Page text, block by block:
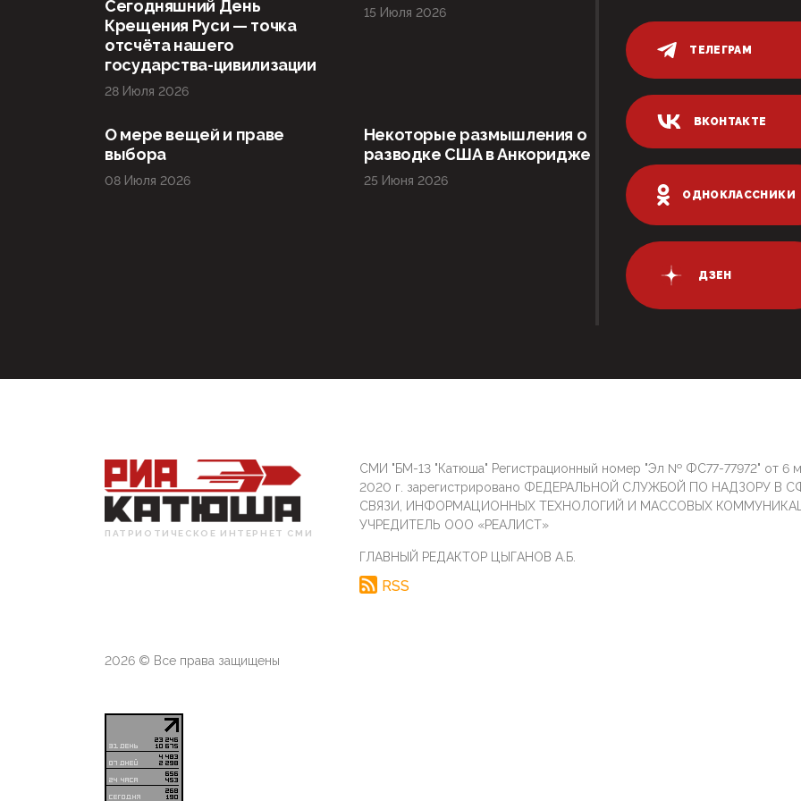
Сегодняшний День
Крещения Руси — точка
отсчёта нашего
государства-цивилизации
28 Июля 2026
15 Июля 2026
О мере вещей и праве
выбора
08 Июля 2026
Некоторые размышления о
разводке США в Анкоридже
25 Июня 2026
ТЕЛЕГРАМ
ВКОНТАКТЕ
ОДНОКЛАССНИКИ
ДЗЕН
ПАТРИОТИЧЕСКОЕ ИНТЕРНЕТ СМИ
СМИ "БМ-13 "Катюша" Регистрационный номер "Эл № ФС77-77972" от 6
2020 г. зарегистрировано ФЕДЕРАЛЬНОЙ СЛУЖБОЙ ПО НАДЗОРУ В
СВЯЗИ, ИНФОРМАЦИОННЫХ ТЕХНОЛОГИЙ И МАССОВЫХ
УЧРЕДИТЕЛЬ ООО «РЕАЛИСТ»
ГЛАВНЫЙ РЕДАКТОР ЦЫГАНОВ А.Б.
RSS
2026 © Все права защищены